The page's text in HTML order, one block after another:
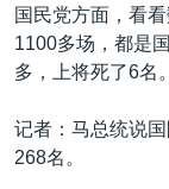
国民党方面，看
1100多场，都是
多，上将死了6名。
记者：马总统说
268名。